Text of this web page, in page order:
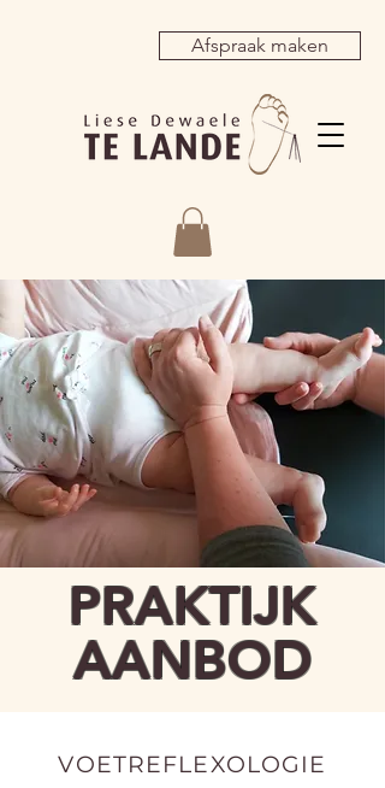
Afspraak maken
PRAKTIJK
AANBOD
VOETREFLEXOLOGIE